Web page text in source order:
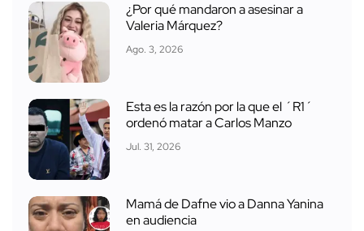
¿Por qué mandaron a asesinar a
Valeria Márquez?
Ago. 3, 2026
Esta es la razón por la que el ´R1´
ordenó matar a Carlos Manzo
Jul. 31, 2026
Mamá de Dafne vio a Danna Yanina
en audiencia